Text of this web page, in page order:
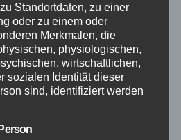
Standortdaten, zu einer
oder zu einem oder
Merkmalen, die
physiologischen,
wirtschaftlichen,
sozialen Identität dieser
sind, identifiziert werden